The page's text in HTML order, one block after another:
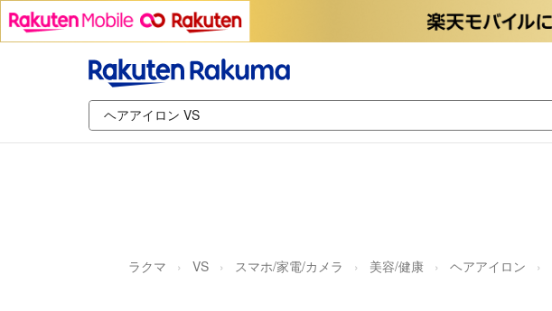
ラクマ VS スマホ/家電/カメラ 美容/健康 ヘアアイロン